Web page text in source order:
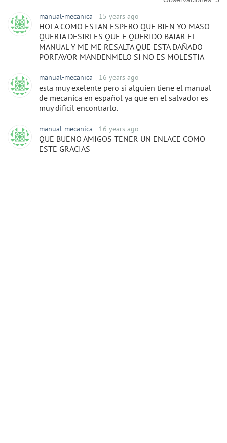
manual-mecanica 15 years ago
HOLA COMO ESTAN ESPERO QUE BIEN YO MASO
QUERIA DESIRLES QUE E QUERIDO BAJAR EL
MANUAL Y ME ME RESALTA QUE ESTA DAÑADO
PORFAVOR MANDENMELO SI NO ES MOLESTIA
manual-mecanica 16 years ago
esta muy exelente pero si alguien tiene el manual
de mecanica en español ya que en el salvador es
muy dificil encontrarlo.
manual-mecanica 16 years ago
QUE BUENO AMIGOS TENER UN ENLACE COMO
ESTE GRACIAS